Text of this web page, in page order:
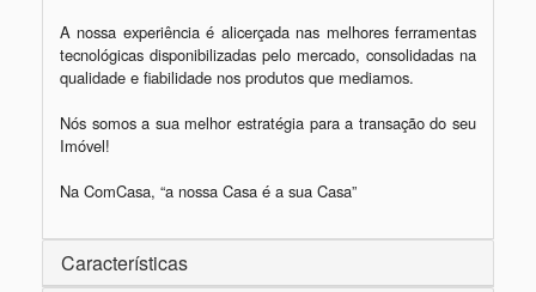
A nossa experiência é alicerçada nas melhores ferramentas
tecnológicas disponibilizadas pelo mercado, consolidadas na
qualidade e fiabilidade nos produtos que mediamos.
Nós somos a sua melhor estratégia para a transação do seu
Imóvel!
Na ComCasa, “a nossa Casa é a sua Casa”
Características